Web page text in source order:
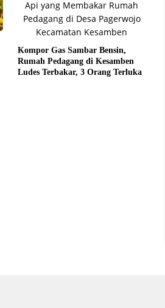
Kompor Gas Sambar Bensin,
Rumah Pedagang di Kesamben
Ludes Terbakar, 3 Orang Terluka